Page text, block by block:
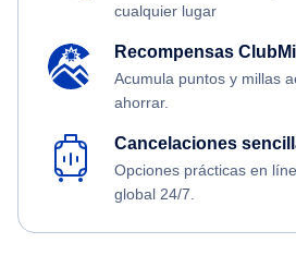
cualquier lugar
Recompensas
Acumula puntos y millas
ahorrar.
Cancelaciones
Opciones prácticas en
global 24/7.